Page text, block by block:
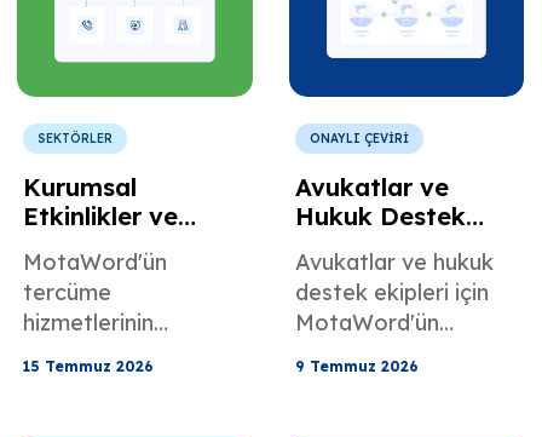
SEKTÖRLER
Kurumsal
Etkinlikler ve
Uluslararası
Toplantılar için
Konferans
Tercümanlık
Hizmetleri
MotaWord'ün
tercüme
hizmetlerinin
15 Temmuz 2026
ONAYLI ÇEVİRİ
Avukatlar ve
Hukuk Destek
Mahkeme
Tercümanlığı
Hizmetleri
Avukatlar ve hukuk
destek ekipleri için
MotaWord'ün
9 Temmuz 2026